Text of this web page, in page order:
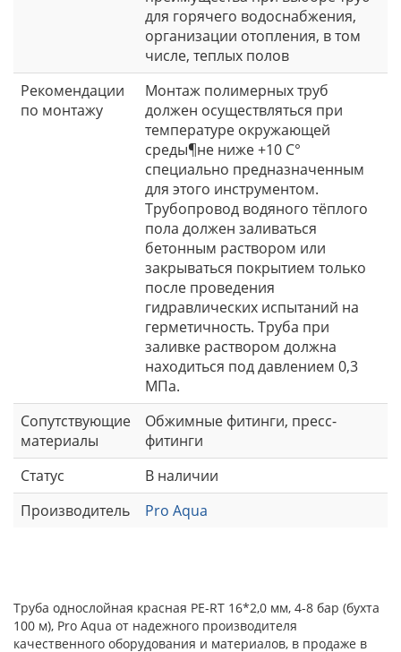
для горячего водоснабжения,
организации отопления, в том
числе, теплых полов
Рекомендации
по монтажу
Монтаж полимерных труб
должен осуществляться при
температуре окружающей
среды¶не ниже +10 С°
специально предназначенным
для этого инструментом.
Трубопровод водяного тёплого
пола должен заливаться
бетонным раствором или
закрываться покрытием только
после проведения
гидравлических испытаний на
герметичность. Труба при
заливке раствором должна
находиться под давлением 0,3
МПа.
Сопутствующие
материалы
Обжимные фитинги, пресс-
фитинги
Статус
В наличии
Производитель
Pro Aqua
Труба однослойная красная PE-RT 16*2,0 мм, 4-8 бар (бухта
100 м), Pro Aqua от надежного производителя
качественного оборудования и материалов, в продаже в